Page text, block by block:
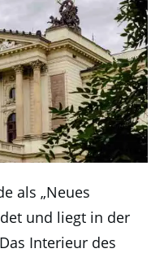
als „Neues
und liegt in der
Das Interieur des